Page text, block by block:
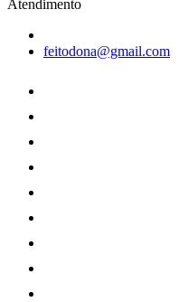
Atendimento
feitodona@gmail.com